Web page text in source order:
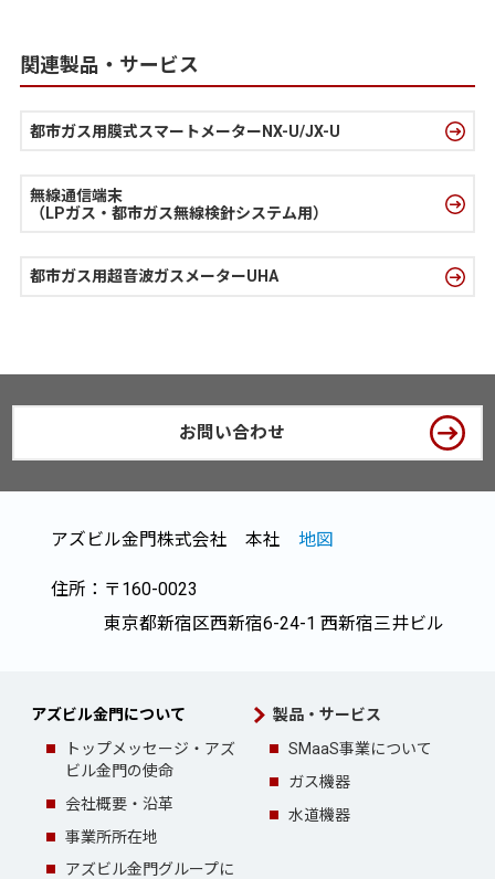
関連製品・サービス
都市ガス用膜式スマートメーターNX-U/JX-U
無線通信端末
（LPガス・都市ガス無線検針システム用）
都市ガス用超音波ガスメーターUHA
お問い合わせ
アズビル金門株式会社 本社地図
住所：〒160-0023
東京都新宿区西新宿6-24-1 西新宿三井ビル
アズビル金門について
トップメッセージ・ アズ
ビル金門の使命
会社概要・沿革
事業所所在地
アズビル金門グループに
製品・サービス
SMaaS事業について
ガス機器
水道機器